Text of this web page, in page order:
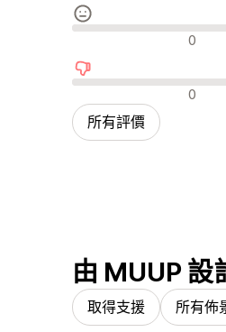
中立評論 0
負面評論 0
所有評價
由 MUUP 設
取得支援 所有佈